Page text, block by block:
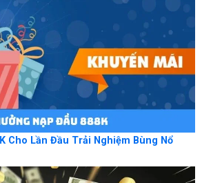
Cho Lần Đầu Trải Nghiệm Bùng Nổ